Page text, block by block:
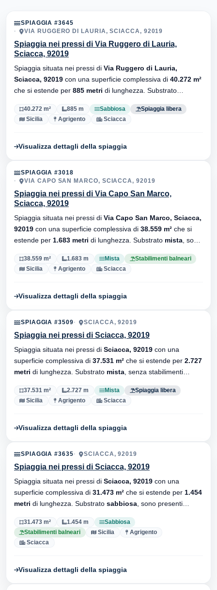
SPIAGGIA #3645
VIA RUGGERO DI LAURIA, SCIACCA, 92019
Spiaggia nei pressi di Via Ruggero di Lauria,
Sciacca, 92019
Spiaggia situata nei pressi di Via Ruggero di Lauria,
Sciacca, 92019 con una superficie complessiva di 40.272 m²
che si estende per 885 metri di lunghezza. Substrato
40.272 m² 885 m Sabbiosa
Spiaggia libera
Sicilia
Agrigento Sciacca
Visualizza dettagli della spiaggia
SPIAGGIA #3018
VIA CAPO SAN MARCO, SCIACCA, 92019
Spiaggia nei pressi di Via Capo San Marco,
Sciacca, 92019
Spiaggia situata nei pressi di Via Capo San Marco, Sciacca,
92019 con una superficie complessiva di 38.559 m² che si
estende per 1.683 metri di lunghezza. Substrato mista , sono
38.559 m² 1.683 m Mista
Stabilimenti balneari
Sicilia
Agrigento Sciacca
Visualizza dettagli della spiaggia
SPIAGGIA #3509 SCIACCA, 92019
Spiaggia nei pressi di Sciacca, 92019
Spiaggia situata nei pressi di Sciacca, 92019 con una
superficie complessiva di 37.531 m² che si estende per 2.727
metri di lunghezza. Substrato mista , senza stabilimenti
37.531 m² 2.727 m Mista
Spiaggia libera
Sicilia
Agrigento Sciacca
Visualizza dettagli della spiaggia
SPIAGGIA #3635 SCIACCA, 92019
Spiaggia nei pressi di Sciacca, 92019
Spiaggia situata nei pressi di Sciacca, 92019 con una
superficie complessiva di 31.473 m² che si estende per 1.454
metri di lunghezza. Substrato sabbiosa , sono presenti
31.473 m² 1.454 m
Sabbiosa
Stabilimenti balneari
Sicilia
Agrigento
Sciacca
Visualizza dettagli della spiaggia